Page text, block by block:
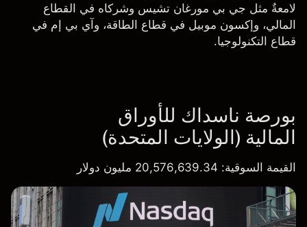
لامعةٌ مثل جي بي مورغان تشيس وشركاه في القطاع
المالي، وإكسون موبيل في قطاع الطاقة، وآي بي إم في
قطاع التكنولوجيا.
بورصة ناسداك للأوراق
المالية (الولايات المتحدة)
القيمة السوقية: 20,576,639.34 مليون دولار